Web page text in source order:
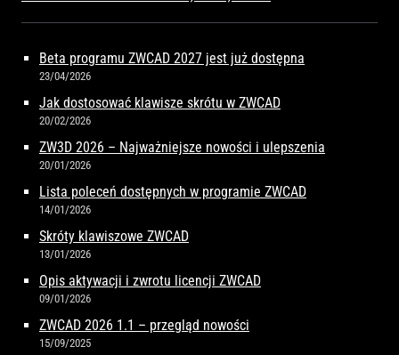
Beta programu ZWCAD 2027 jest już dostępna
23/04/2026
Jak dostosować klawisze skrótu w ZWCAD
20/02/2026
ZW3D 2026 – Najważniejsze nowości i ulepszenia
20/01/2026
Lista poleceń dostępnych w programie ZWCAD
14/01/2026
Skróty klawiszowe ZWCAD
13/01/2026
Opis aktywacji i zwrotu licencji ZWCAD
09/01/2026
ZWCAD 2026 1.1 – przegląd nowości
15/09/2025